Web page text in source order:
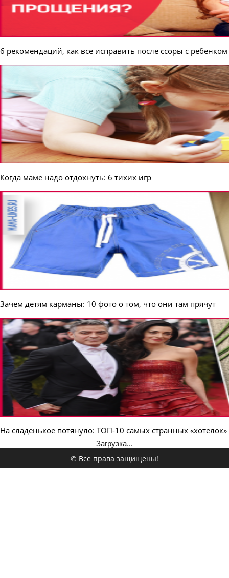
6 рекомендаций, как все исправить после ссоры с ребенком
Когда маме надо отдохнуть: 6 тихих игр
Зачем детям карманы: 10 фото о том, что они там прячут
На сладенькое потянуло: ТОП-10 самых странных
Загрузка...
© Все права защищены!